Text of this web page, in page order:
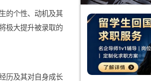
在评估学生的个性、动机及其
示自我，将极大提升被录取的